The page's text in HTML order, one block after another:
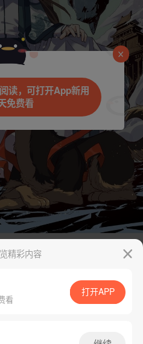
App免费看
精彩内容
看
打开APP
读，可打开App新用
免费看